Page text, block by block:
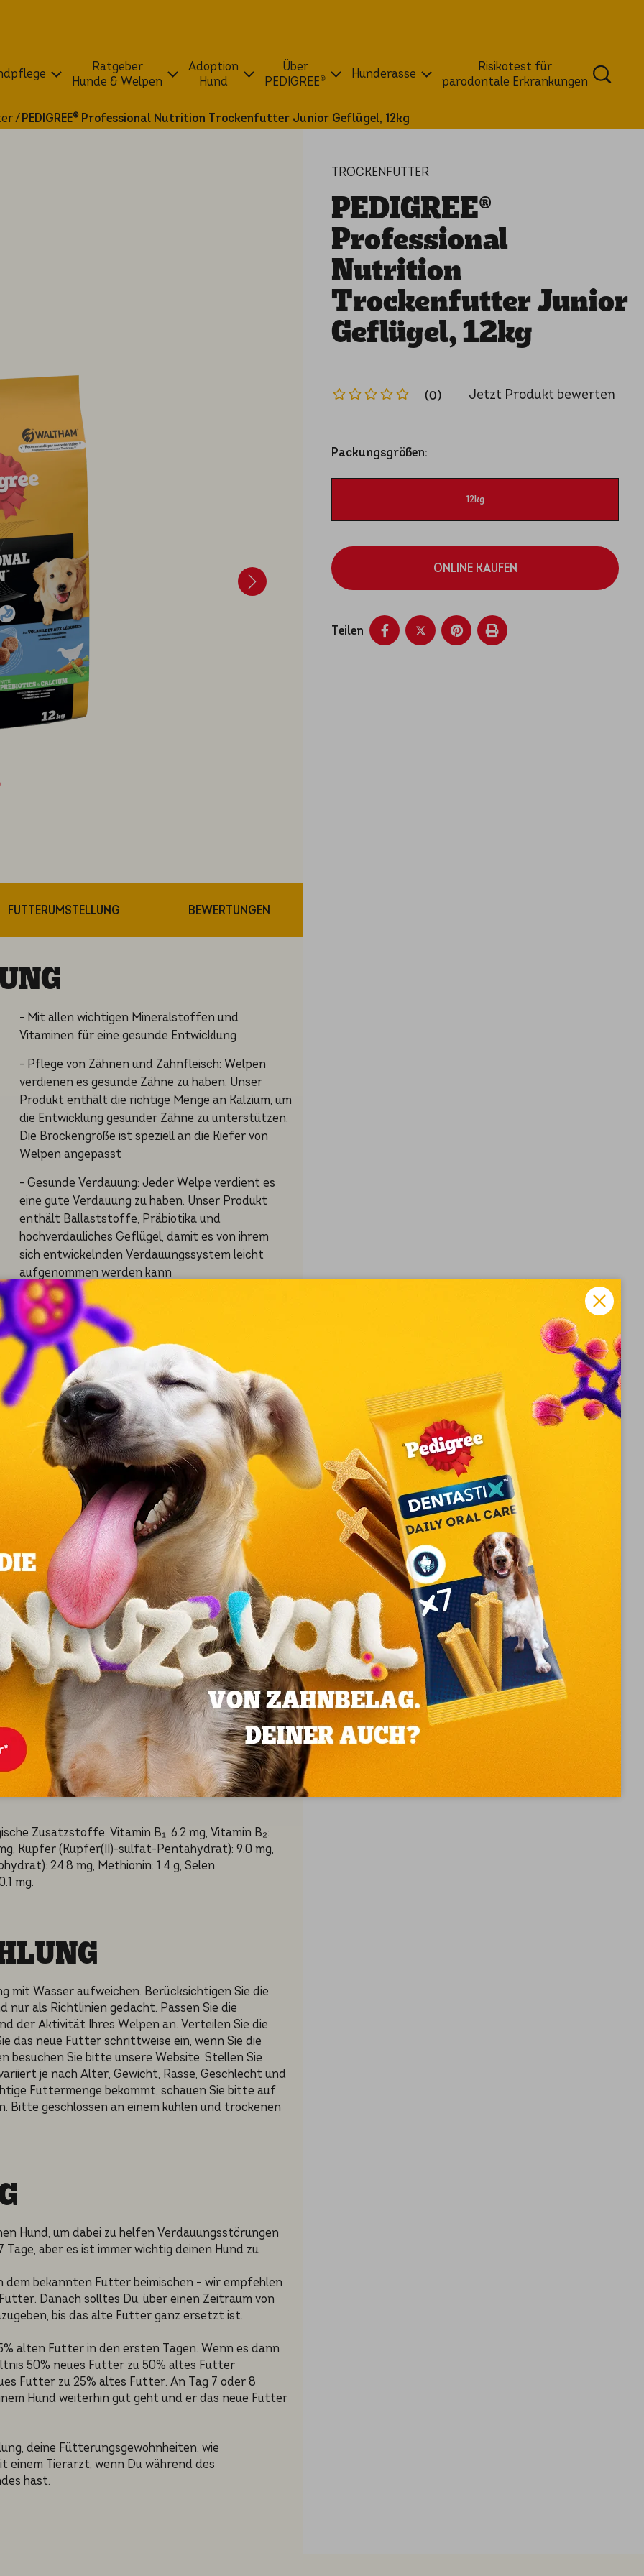
Ratgeber
Hunde & Welpen
Adoption
Hund
Über
PEDIGREE®
Hunderasse
Risikotest für
parodontale Erkrankungen
PEDIGREE® Professional Nutrition Trockenfutter Junior Geflügel, 12kg
FUTTERUMSTELLUNG BEWERTUNGEN
- Mit allen wichtigen Mineralstoffen und
Vitaminen für eine gesunde Entwicklung
- Pflege von Zähnen und Zahnfleisch: Welpen
verdienen es gesunde Zähne zu haben. Unser
Produkt enthält die richtige Menge an Kalzium, um
die Entwicklung gesunder Zähne zu unterstützen.
Die Brockengröße ist speziell an die Kiefer von
Welpen angepasst
- Gesunde Verdauung: Jeder Welpe verdient es
eine gute Verdauung zu haben. Unser Produkt
enthält Ballaststoffe, Präbiotika und
hochverdauliches Geflügel, damit es von ihrem
sich entwickelnden Verdauungssystem leicht
aufgenommen werden kann
- Unterstützung der natürlichen Abwehrkräfte:
Unsere Rezepte enthalten Vitamin E, das
bekanntermaßen die natürlichen Abwehrkräfte
unterstützen kann, sodass dein Hund auch
weiterhin die große weite Welt erkunden kann
- Wachstum & Schutz: Mit allen wichtigen
Mineralstoffen und Vitaminen für eine gesunde
Entwicklung
und tierische Nebenerzeugnisse (u.a. Geflügel
Rübenschnitzel 3% **), Mineralstoffe,
0.7%, entspricht einer Kombination aus
Zutaten.
Stoff: 7.1; Rohfaser: 2.3; Calcium: 1.4;
Zusatzstoffe: Vitamin B₁: 6.2 mg, Vitamin B₂:
mg, Kupfer (Kupfer(II)-sulfat-Pentahydrat): 9.0 mg,
24.8 mg, Methionin: 1.4 g, Selen
mg.
Wasser aufweichen. Berücksichtigen Sie die
nur als Richtlinien gedacht. Passen Sie die
der Aktivität Ihres Welpen an. Verteilen Sie die
das neue Futter schrittweise ein, wenn Sie die
besuchen Sie bitte unsere Website. Stellen Sie
je nach Alter, Gewicht, Rasse, Geschlecht und
Futtermenge bekommt, schauen Sie bitte auf
geschlossen an einem kühlen und trockenen
Hund, um dabei zu helfen Verdauungsstörungen
aber es ist immer wichtig deinen Hund zu
bekannten Futter beimischen – wir empfehlen
Danach solltes Du, über einen Zeitraum von
bis das alte Futter ganz ersetzt ist.
alten Futter in den ersten Tagen. Wenn es dann
50% neues Futter zu 50% altes Futter
Futter zu 25% altes Futter. An Tag 7 oder 8
Hund weiterhin gut geht und er das neue Futter
deine Fütterungsgewohnheiten, wie
Tierarzt, wenn Du während des
hast.
TROCKENFUTTER
PEDIGREE®
Professional
Nutrition
Trockenfutter Junior
Geflügel, 12kg
(0) Jetzt Produkt bewerten
Packungsgrößen:
12kg
ONLINE KAUFEN
Teilen